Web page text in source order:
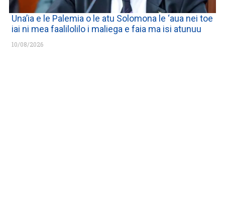
Una’ia e le Palemia o le atu Solomona le ‘aua nei toe
iai ni mea faalilolilo i maliega e faia ma isi atunuu
10/08/2026